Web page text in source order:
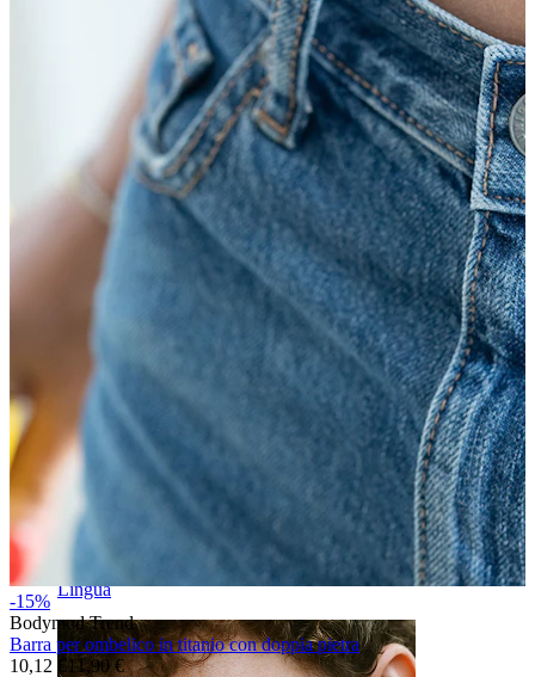
Labbro
Lingua
-15%
Bodymod Trend
Barra per ombelico in titanio con doppia pietra
10,12 €11,90 €